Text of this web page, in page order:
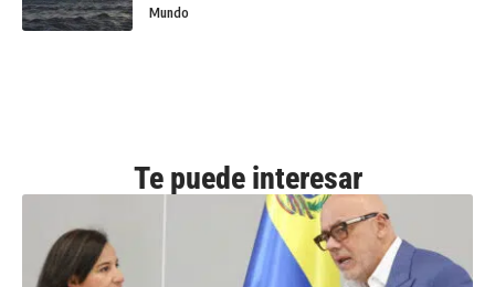
Mundo
Te puede interesar